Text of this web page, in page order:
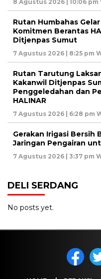
8 Agustus 2026 | 10:06 pm
Rutan Humbahas
Komitmen Berantas
Ditjenpas Sumut
7 Agustus 2026 | 8:25 pm
Rutan Tarutung
Kakanwil Ditjenpas
Penggeledahan dan
HALINAR
7 Agustus 2026 | 6:28 pm
Gerakan Irigasi Bersih
Jaringan Pengairan
7 Agustus 2026 | 3:37 pm
DELI SERDANG
No posts yet.